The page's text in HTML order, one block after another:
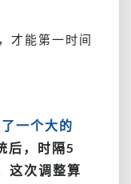
才能第一时间
一个大的
后，时隔5
这次调整算